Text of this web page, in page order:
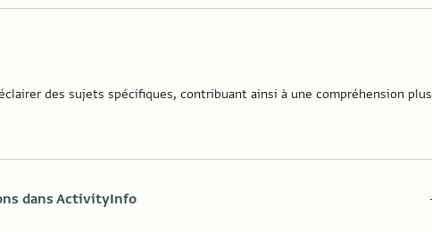
des sujets spécifiques, contribuant ainsi à une compréhension plus
dans ActivityInfo